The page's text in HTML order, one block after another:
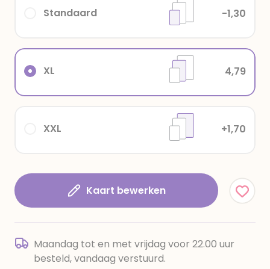
XXL +1,70
XL 4,79
Standaard -1,30
Kaart bewerken
Maandag tot en met vrijdag voor 22.00 uur
besteld, vandaag verstuurd.